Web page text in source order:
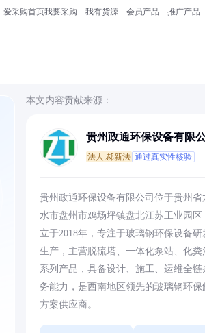
爱采购首页我要采购 我有货源 会员产品 推广产品
本文内容贡献来源：
贵州政通环保设备有限
法人:郝新法 通过真实性核验
贵州政通环保设备有限公司位于贵州省
水市盘州市鸡场坪镇盘北江苏工业园区
立于2018年，专注于玻璃钢环保设备研
生产，主营脱硫塔、一体化泵站、化粪
系列产品，具备设计、施工、运维全链
务能力，是西南地区领先的玻璃钢环保
方案供应商。